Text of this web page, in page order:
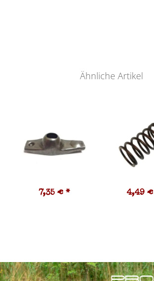
Ähnliche Artikel
7,35 € * 4,49 €